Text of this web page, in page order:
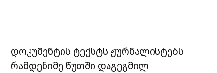
დოკუმენტის ტექსტს ჟურნალისტებს
რამდენიმე წუთში დაგეგმილ